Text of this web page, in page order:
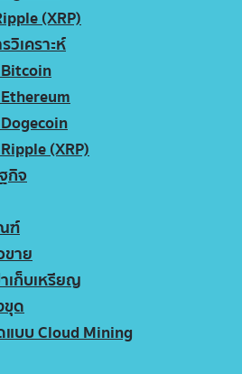
(XRP)
วิเคราะห์
(XRP)
กิจ
ฑ์
ขาย
เก็บเหรียญ
ขุด
แบบ Cloud Mining